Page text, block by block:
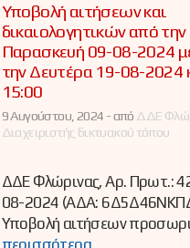
Υποβολή αιτήσεων και
δικαιολογητικών από την
Παρασκευή 09-08-2024
την Δευτέρα 19-08-2024
15:00
9 Αυγούστου, 2024 -από ΔΔΕ
Διαχειριστής δικτυακού τόπου
ΔΔΕ Φλώρινας, Αρ. Πρωτ.:
08-2024 (ΑΔΑ:
Υποβολή αιτήσεων